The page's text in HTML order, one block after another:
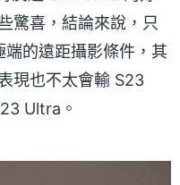
驚喜，結論來說，只
的遠距攝影條件，其
現也不太會輸 S23
Ultra。